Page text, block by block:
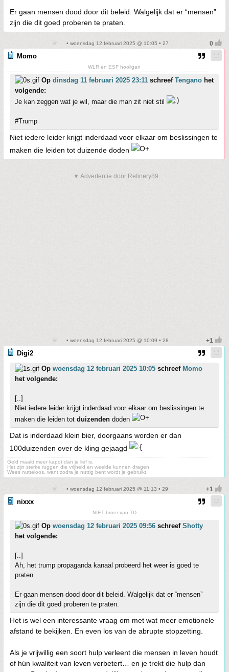
Er gaan mensen dood door dit beleid. Walgelijk dat er “mensen”
zijn die dit goed proberen te praten.
• woensdag 12 februari 2025 @ 10:05 • 27
Momo
WLR en ESF hooligan
Op dinsdag 11 februari 2025 23:11 schreef Tengano het
volgende:
Je kan zeggen wat je wil, maar die man zit niet stil
#Trump
Niet iedere leider krijgt inderdaad voor elkaar om beslissingen te
maken die leiden tot duizende doden
▼ Advertentie door Refinery89
• woensdag 12 februari 2025 @ 10:09 • 28
Digi2
Op woensdag 12 februari 2025 10:05 schreef Momo
het volgende:
[..]
Niet iedere leider krijgt inderdaad voor elkaar om beslissingen te
maken die leiden tot duizenden doden
Dat is inderdaad klein bier, doorgaans worden er dan
100duizenden over de kling gejaagd
Geld maakt meer kapot dan je lief is.
Het zijn sterke ruggen die vrijheid en weelde kunnen dragen
Wees nutteloos, want zodra je nuttig bent wordt je gebruikt
• woensdag 12 februari 2025 @ 11:13 • 29
nixxx
NIET broer van TD
Op woensdag 12 februari 2025 09:56 schreef Shotty
het volgende:
[..]
Ah, het trump propaganda kanaal probeerd het weer is goed te
praten.
Er gaan mensen dood door dit beleid. Walgelijk dat er “mensen”
zijn die dit goed proberen te praten.
Het is wel een interessante vraag om met wat meer emotionele
afstand te bekijken. En even los van de abrupte stopzetting.
Als je vrijwillig een soort hulp verleent die mensen in leven houdt
of hún kwaliteit van leven verbetert… en je trekt die hulp dan